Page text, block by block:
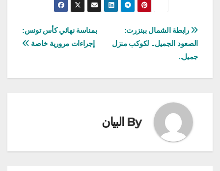
تصفّح
المقالات
بمناسة نهائي كأس تونس:
إجراءات مرورية خاصة
رابطة الشمال ببنزرت:
الصعود الجميل.. لكوكب منزل
جميل..
By البيان